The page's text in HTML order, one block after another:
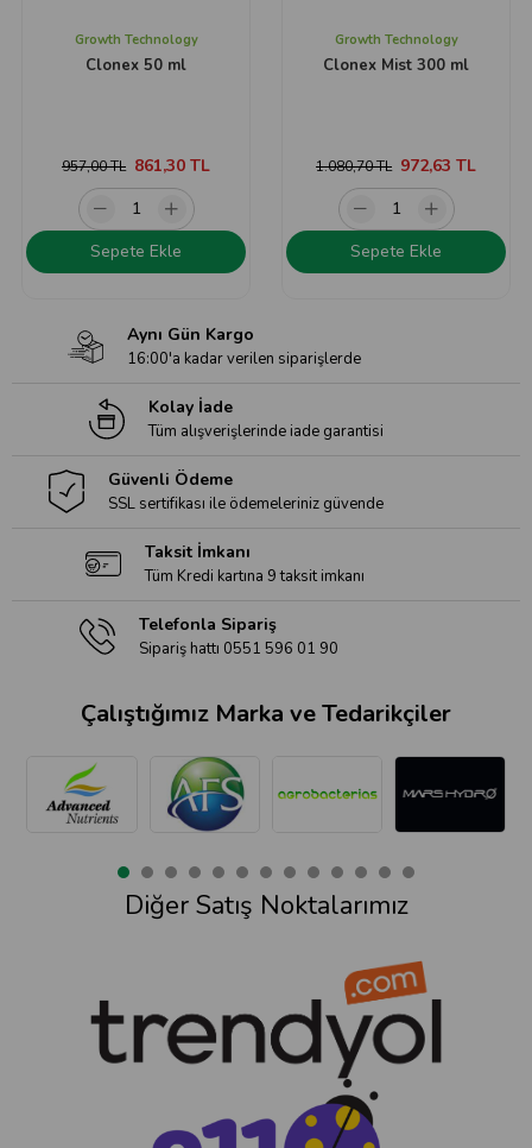
Growth Technology
Clonex 50 ml
861,30 TL
957,00 TL
Sepete Ekle
Growth Technology
Clonex Mist 300 ml
972,63 TL
1.080,70 TL
Sepete Ekle
Aynı Gün Kargo
16:00'a kadar verilen siparişlerde
Kolay İade
Tüm alışverişlerinde iade garantisi
Güvenli Ödeme
SSL sertifikası ile ödemeleriniz güvende
Taksit İmkanı
Tüm Kredi kartına 9 taksit imkanı
Telefonla Sipariş
Sipariş hattı 0551 596 01 90
Çalıştığımız Marka ve Tedarikçiler
Diğer Satış Noktalarımız